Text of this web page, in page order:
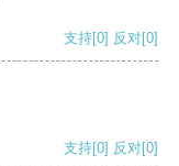
支持[0] 反对[0]
支持[0] 反对[0]